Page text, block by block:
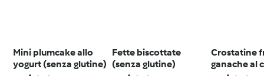
Mini plumcake allo
yogurt (senza glutine)
Fette biscottate
(senza glutine)
Crostatine
ganache al